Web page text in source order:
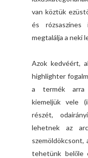
van köztük
és rózsaszínes
megtalálja a neki
Azok kedvéért,
highlighter
a termék arra
kiemeljük vele
részét,
lehetnek az
tehetünk belőle